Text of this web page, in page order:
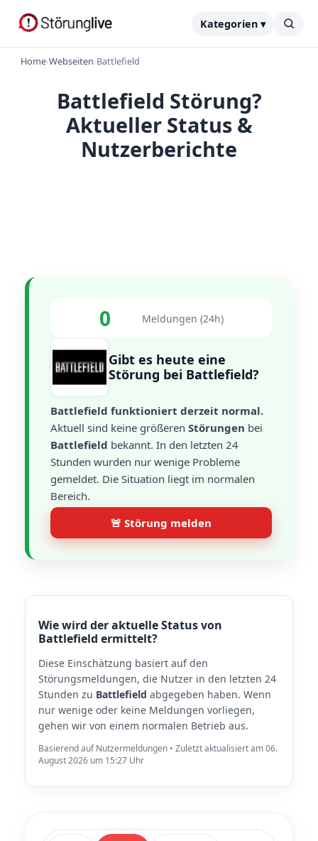
Kategorien ▾
Home›Webseiten›Battlefield
Battlefield Störung?
Aktueller Status &
Nutzerberichte
0 Meldungen (24h)
Gibt es heute eine
Störung bei Battlefield?
Battlefield funktioniert derzeit normal.
Aktuell sind keine größeren Störungen bei
Battlefield bekannt. In den letzten 24
Stunden wurden nur wenige Probleme
gemeldet. Die Situation liegt im normalen
Bereich.
🚨 Störung melden
Wie wird der aktuelle Status von
Battlefield ermittelt?
Diese Einschätzung basiert auf den
Störungsmeldungen, die Nutzer in den letzten 24
Stunden zu Battlefield abgegeben haben. Wenn
nur wenige oder keine Meldungen vorliegen,
gehen wir von einem normalen Betrieb aus.
Basierend auf Nutzermeldungen • Zuletzt aktualisiert am 06.
August 2026 um 15:27 Uhr